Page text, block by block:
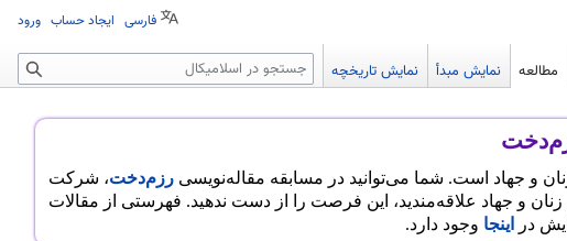
رزم‌دخت، شرکت
و جهاد علاقه‌مندید، این فرصت را از دست ندهید. فهرستی از مقالات
در
اینجا وجود دارد.
فارسی ایجاد حساب ورود
مطالعه نمایش مبدأ نمایش تاریخچه جستجو